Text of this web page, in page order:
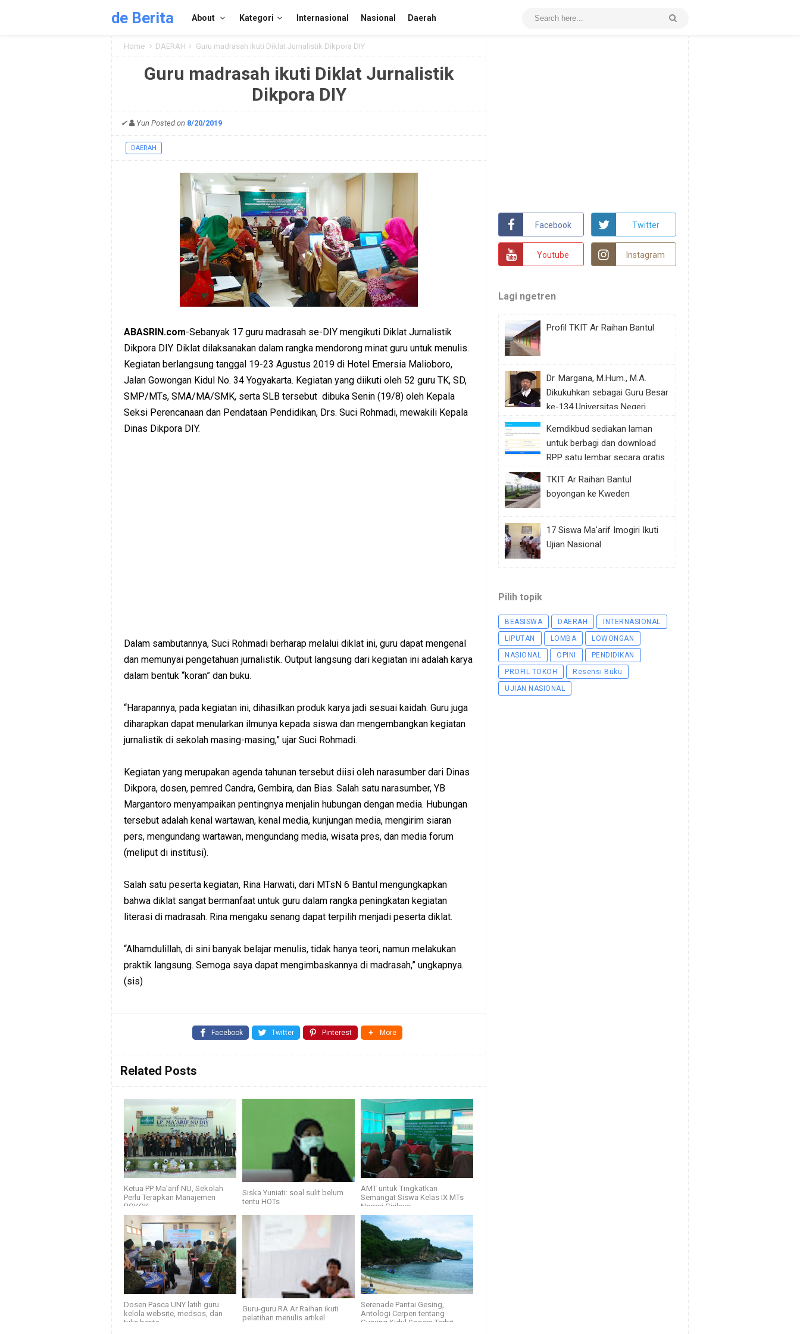
de Berita About Kategori Internasional Nasional Daerah
Home DAERAH Guru madrasah ikuti Diklat Jurnalistik Dikpora DIY
Guru madrasah ikuti Diklat Jurnalistik
Dikpora DIY
✔ Yun Posted on 8/20/2019
DAERAH
ABASRIN.com-Sebanyak 17 guru madrasah se-DIY mengikuti Diklat Jurnalistik
Dikpora DIY. Diklat dilaksanakan dalam rangka mendorong minat guru untuk menulis.
Kegiatan berlangsung tanggal 19-23 Agustus 2019 di Hotel Emersia Malioboro,
Jalan Gowongan Kidul No. 34 Yogyakarta. Kegiatan yang diikuti oleh 52 guru TK, SD,
SMP/MTs, SMA/MA/SMK, serta SLB tersebut dibuka Senin (19/8) oleh Kepala
Seksi Perencanaan dan Pendataan Pendidikan, Drs. Suci Rohmadi, mewakili Kepala
Dinas Dikpora DIY.
Dalam sambutannya, Suci Rohmadi berharap melalui diklat ini, guru dapat mengenal
dan memunyai pengetahuan jurnalistik. Output langsung dari kegiatan ini adalah karya
dalam bentuk “koran” dan buku.
“Harapannya, pada kegiatan ini, dihasilkan produk karya jadi sesuai kaidah. Guru juga
diharapkan dapat menularkan ilmunya kepada siswa dan mengembangkan kegiatan
jurnalistik di sekolah masing-masing,” ujar Suci Rohmadi.
Kegiatan yang merupakan agenda tahunan tersebut diisi oleh narasumber dari Dinas
Dikpora, dosen, pemred Candra, Gembira, dan Bias. Salah satu narasumber, YB
Margantoro menyampaikan pentingnya menjalin hubungan dengan media. Hubungan
tersebut adalah kenal wartawan, kenal media, kunjungan media, mengirim siaran
pers, mengundang wartawan, mengundang media, wisata pres, dan media forum
(meliput di institusi).
Salah satu peserta kegiatan, Rina Harwati, dari MTsN 6 Bantul mengungkapkan
bahwa diklat sangat bermanfaat untuk guru dalam rangka peningkatan kegiatan
literasi di madrasah. Rina mengaku senang dapat terpilih menjadi peserta diklat.
“Alhamdulillah, di sini banyak belajar menulis, tidak hanya teori, namun melakukan
praktik langsung. Semoga saya dapat mengimbaskannya di madrasah,” ungkapnya.
(sis)
Facebook Twitter Pinterest More
Related Posts
Ketua PP Ma'arif NU, Sekolah
Perlu Terapkan Manajemen
ROKOK
Siska Yuniati: soal sulit belum
tentu HOTs
AMT untuk Tingkatkan
Semangat Siswa Kelas IX MTs
Negeri Giriloyo
Dosen Pasca UNY latih guru
kelola website, medsos, dan
tulis berita
Guru-guru RA Ar Raihan ikuti
pelatihan menulis artikel
Serenade Pantai Gesing,
Antologi Cerpen tentang
Gunung Kidul Segera Terbit
Facebook Twitter
Youtube Instagram
Lagi ngetren
Profil TKIT Ar Raihan Bantul
Dr. Margana, M.Hum., M.A.
Dikukuhkan sebagai Guru Besar
ke-134 Universitas Negeri
Kemdikbud sediakan laman
untuk berbagi dan download
RPP satu lembar secara gratis
TKIT Ar Raihan Bantul
boyongan ke Kweden
17 Siswa Ma'arif Imogiri Ikuti
Ujian Nasional
Pilih topik
BEASISWA DAERAH
INTERNASIONAL
LIPUTAN
LOMBA
LOWONGAN
NASIONAL
OPINI
PENDIDIKAN
PROFIL TOKOH
Resensi Buku
UJIAN NASIONAL